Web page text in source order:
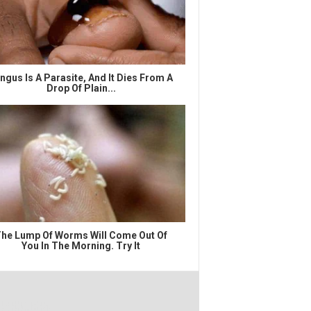
Is A Parasite, And It Dies From A
Drop Of Plain...
Lump Of Worms Will Come Out Of
You In The Morning. Try It